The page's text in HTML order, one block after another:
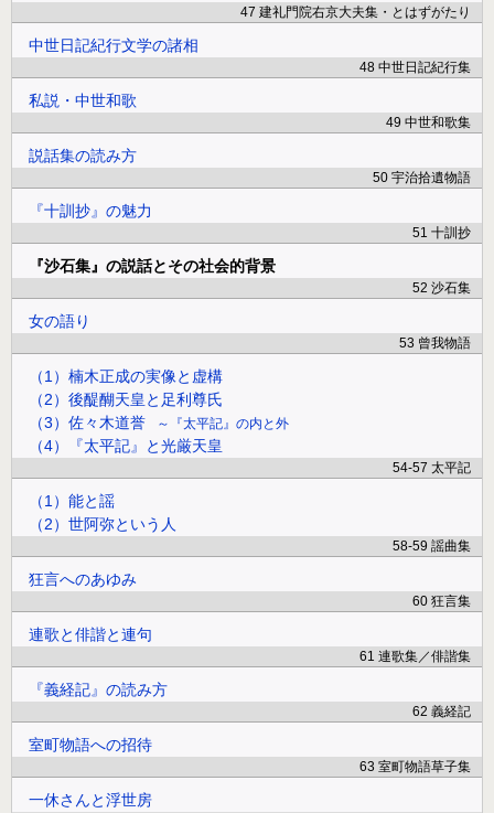
47 建礼門院右京大夫集・とはずがたり
中世日記紀行文学の諸相
48 中世日記紀行集
私説・中世和歌
49 中世和歌集
説話集の読み方
50 宇治拾遺物語
『十訓抄』の魅力
51 十訓抄
『沙石集』の説話とその社会的背景
52 沙石集
女の語り
53 曾我物語
（1）楠木正成の実像と虚構
（2）後醍醐天皇と足利尊氏
（3）佐々木道誉
『太平記』の内と外
（4）『太平記』と光厳天皇
54-57 太平記
（1）能と謡
（2）世阿弥という人
58-59 謡曲集
狂言へのあゆみ
60 狂言集
連歌と俳諧と連句
61 連歌集／俳諧集
『義経記』の読み方
62 義経記
室町物語への招待
63 室町物語草子集
一休さんと浮世房